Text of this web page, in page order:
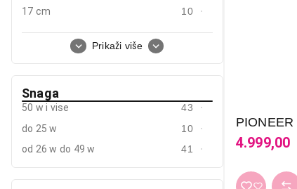
Prikaži više
17 cm
10
18 cm
1
23 cm
2
25 cm
30 cm
5
8,7 cm
1
8,9 cm
1
Snaga
50 w i vise
43
do 25 w
10
od 26 w do 49 w
41 4.999,00